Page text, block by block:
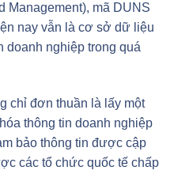
Management), mã DUNS
nay vẫn là cơ sở dữ liệu
doanh nghiệp trong quá
chỉ đơn thuần là lấy một
thông tin doanh nghiệp
bảo thông tin được cập
các tổ chức quốc tế chấp